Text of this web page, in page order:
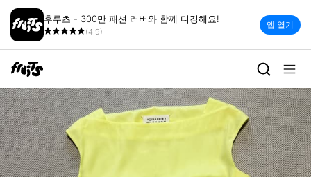
후루츠 - 300만 패션 러버와 함께 디깅해요!
(4.9)
앱 열기